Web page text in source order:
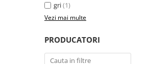
gri(1)
Vezi mai multe
PRODUCATORI